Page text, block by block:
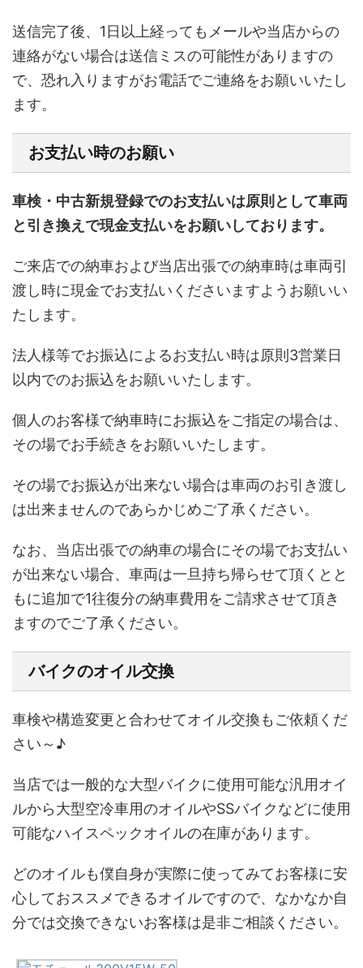
送信完了後、1日以上経ってもメールや当店からの
連絡がない場合は送信ミスの可能性がありますの
で、恐れ入りますがお電話でご連絡をお願いいたし
ます。
お支払い時のお願い
車検・中古新規登録でのお支払いは原則として車両
と引き換えで現金支払いをお願いしております。
ご来店での納車および当店出張での納車時は車両引
渡し時に現金でお支払いくださいますようお願いい
たします。
法人様等でお振込によるお支払い時は原則3営業日
以内でのお振込をお願いいたします。
個人のお客様で納車時にお振込をご指定の場合は、
その場でお手続きをお願いいたします。
その場でお振込が出来ない場合は車両のお引き渡し
は出来ませんのであらかじめご了承ください。
なお、当店出張での納車の場合にその場でお支払い
が出来ない場合、車両は一旦持ち帰らせて頂くとと
もに追加で1往復分の納車費用をご請求させて頂き
ますのでご了承ください。
バイクのオイル交換
車検や構造変更と合わせてオイル交換もご依頼くだ
さい～♪
当店では一般的な大型バイクに使用可能な汎用オイ
ルから大型空冷車用のオイルやSSバイクなどに使用
可能なハイスペックオイルの在庫があります。
どのオイルも僕自身が実際に使ってみてお客様に安
心しておススメできるオイルですので、なかなか自
分では交換できないお客様は是非ご相談ください。